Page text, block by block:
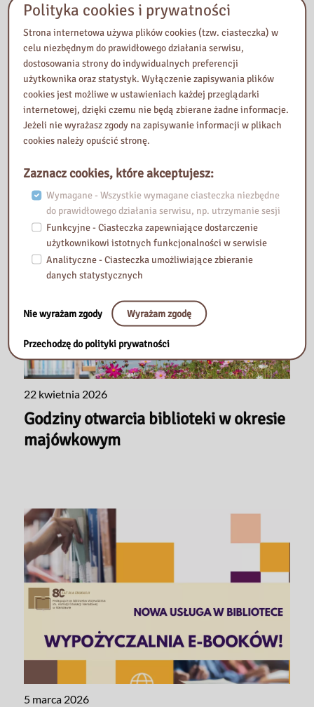
28 kwietnia 2026
Kody Legimi!
22 kwietnia 2026
Godziny otwarcia biblioteki w okresie
majówkowym
5 marca 2026
Polityka cookies i prywatności
Strona internetowa używa plików cookies (tzw. ciasteczka) w
celu niezbędnym do prawidłowego działania serwisu,
dostosowania strony do indywidualnych preferencji
użytkownika oraz statystyk. Wyłączenie zapisywania plików
cookies jest możliwe w ustawieniach każdej przeglądarki
internetowej, dzięki czemu nie będą zbierane żadne informacje.
Jeżeli nie wyrażasz zgody na zapisywanie informacji w plikach
cookies należy opuścić stronę.
Zaznacz cookies, które akceptujesz:
Wymagane - Wszystkie wymagane ciasteczka niezbędne
do prawidłowego działania serwisu, np. utrzymanie sesji
Funkcyjne - Ciasteczka zapewniające dostarczenie
użytkownikowi istotnych funkcjonalności w serwisie
Analityczne - Ciasteczka umożliwiające zbieranie
danych statystycznych
Nie wyrażam zgody Wyrażam zgodę
Przechodzę do polityki prywatności